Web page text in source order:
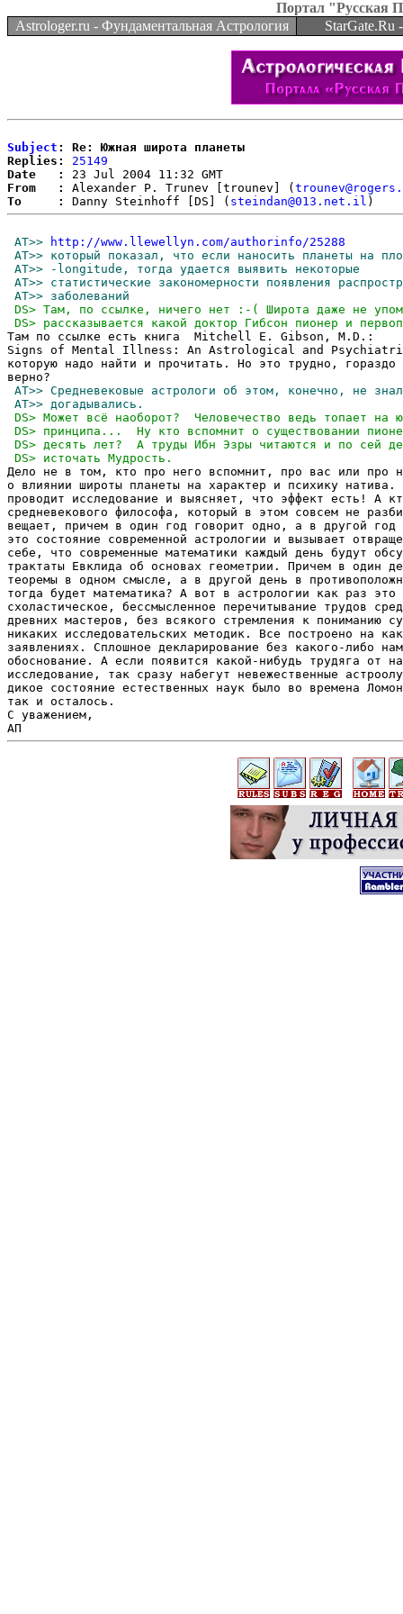
Портал "Русская
Astrologer.ru - Фундаментальная Астрология
StarGate.Ru
Subject : Re: Южная широта планеты
Replies:
25149
Date   :
From   :
Alexander P. Trunev [trounev] (
To     :
Danny Steinhoff [DS] ( steindan@013.net.il
AT>>
http://www.llewellyn.com/authorinfo/25288
Там по ссылке есть книга  Mitchell E. Gibson, M.D.:
Signs of Mental Illness: An Astrological and
которую надо найти и прочитать. Но это трудно, гораздо
Дело не в том, кто про него вспомнит, про вас или про
о влиянии широты планеты на характер и психику
проводит исследование и выясняет, что эффект есть! А
средневекового философа, который в этом совсем не
вещает, причем в один год говорит одно, а в другой год
это состояние современной астрологии и вызывает
себе, что современные математики каждый день будут
трактаты Евклида об основах геометрии. Причем в один
теоремы в одном смысле, а в другой день в
тогда будет математика? А вот в астрологии как раз
схоластическое, бессмысленное перечитывание трудов
древних мастеров, без всякого стремления к пониманию
никаких исследовательских методик. Все построено на
заявлениях. Сплошное декларирование без какого-либо
обоснование. А если появится какой-нибудь трудяга от
исследование, так сразу набегут невежественные
дикое состояние естественных наук было во времена
так и осталось.
С уважением,